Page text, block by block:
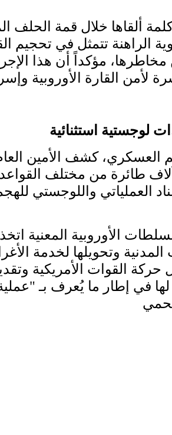
ألقاها خلال قمة الحلف
الراهنة تتمثل في تحجيم
مخاطرها، مؤكداً أن هذا
لوجستية استثنائية
العسكري، كشف الأمين
ما يقارب 5 آلاف طائرة من مختلف
العملياتي واللوجستي
الأوروبية المعنية
وتحويلها لخدمة
القوات الأمريكية
في إطار ما يُعرف بـ